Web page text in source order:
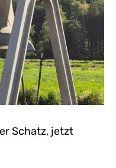
Schatz, jetzt